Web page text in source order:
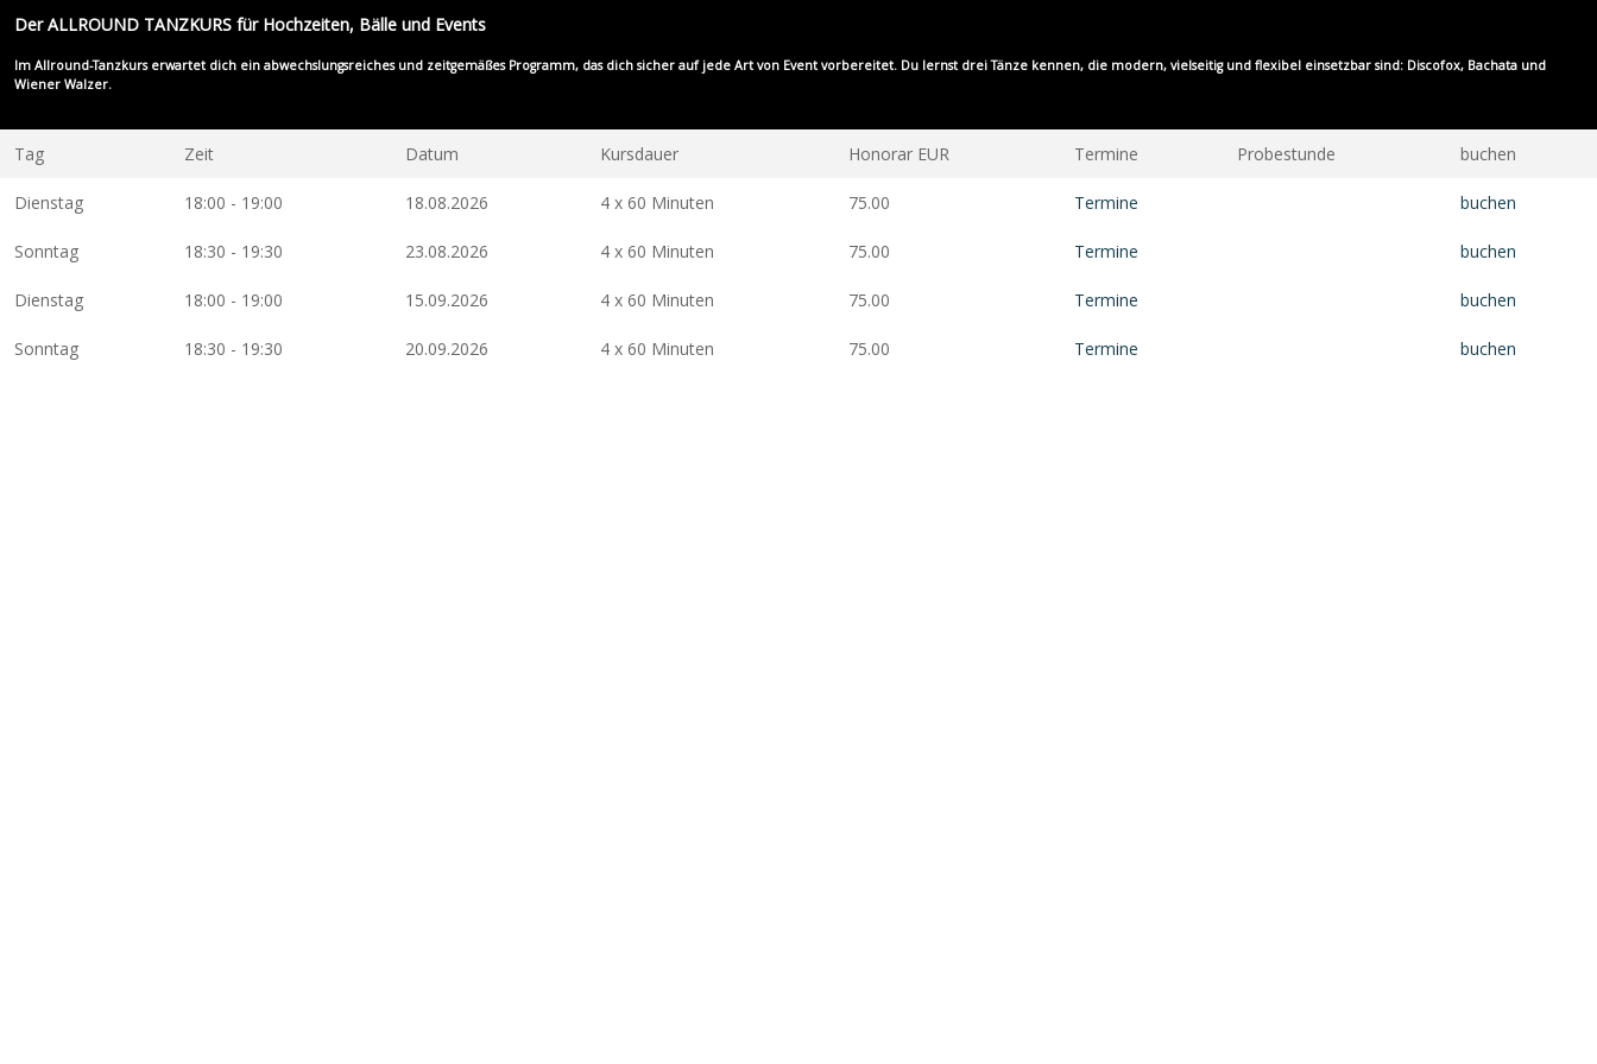
Der ALLROUND TANZKURS für Hochzeiten, Bälle und Events
Im Allround-Tanzkurs erwartet dich ein abwechslungsreiches und zeitgemäßes Programm, das dich sicher auf jede Art von Event vorbereitet. Du lernst drei Tänze kennen, die modern, vielseitig und flexibel einsetzbar sind: Discofox, Bachata und
Wiener Walzer.
Tag Zeit Datum Kursdauer Honorar EUR Termine Probestunde buchen
Dienstag 18:00 - 19:00 18.08.2026 4 x 60 Minuten 75.00 Termine buchen
Sonntag 18:30 - 19:30 23.08.2026 4 x 60 Minuten 75.00 Termine buchen
Dienstag 18:00 - 19:00 15.09.2026 4 x 60 Minuten 75.00 Termine buchen
Sonntag 18:30 - 19:30 20.09.2026 4 x 60 Minuten 75.00 Termine buchen